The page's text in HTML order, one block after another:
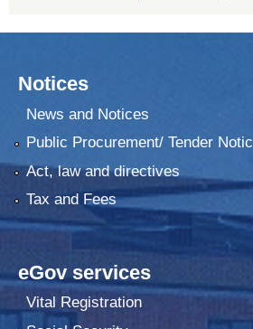
Notices
News and Notices
Public Procurement/ Tender
Act, law and directives
Tax and Fees
eGov services
Vital Registration